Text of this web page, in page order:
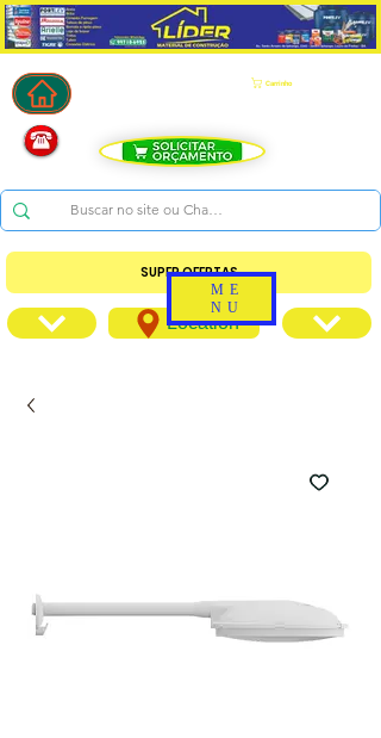
Carrinho
SUPER OFERTAS
Location
ME
NU